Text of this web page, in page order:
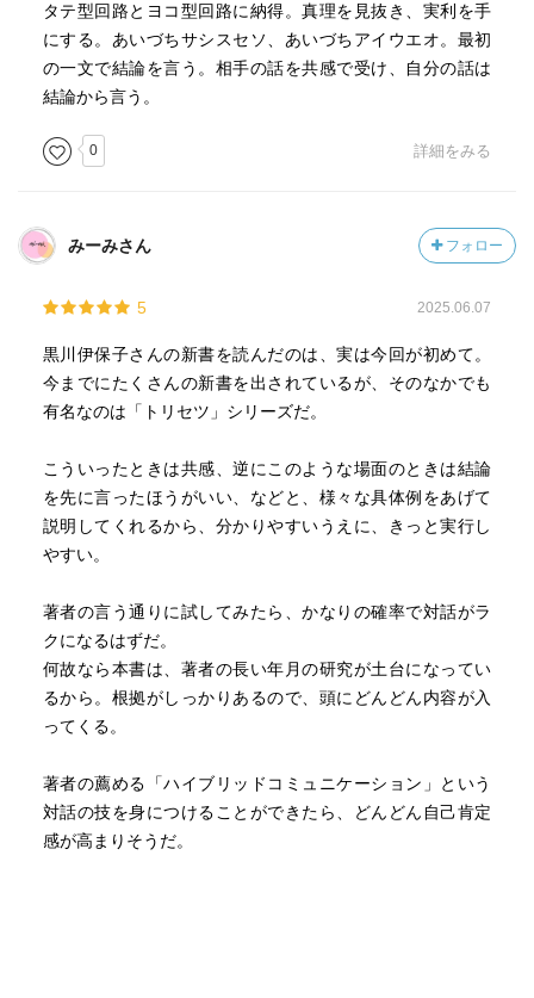
タテ型回路とヨコ型回路に納得。真理を見抜き、実利を手
にする。あいづちサシスセソ、あいづちアイウエオ。最初
の一文で結論を言う。相手の話を共感で受け、自分の話は
結論から言う。
0 詳細をみる
みーみさん フォロー
5 2025.06.07
黒川伊保子さんの新書を読んだのは、実は今回が初めて。
今までにたくさんの新書を出されているが、そのなかでも
有名なのは「トリセツ」シリーズだ。
こういったときは共感、逆にこのような場面のときは結論
を先に言ったほうがいい、などと、様々な具体例をあげて
説明してくれるから、分かりやすいうえに、きっと実行し
やすい。
著者の言う通りに試してみたら、かなりの確率で対話がラ
クになるはずだ。
何故なら本書は、著者の長い年月の研究が土台になってい
るから。根拠がしっかりあるので、頭にどんどん内容が入
ってくる。
著者の薦める「ハイブリッドコミュニケーション」という
対話の技を身につけることができたら、どんどん自己肯定
感が高まりそうだ。